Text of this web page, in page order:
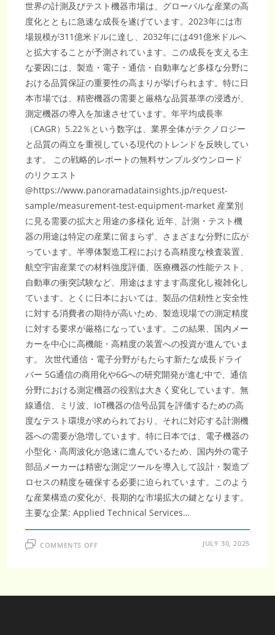
CAGR6.5％
で
加
速
す
る
計
測
技
術
革
新
世界の計測及びテスト機器市場は、グローバルな産業の高
度化とともに急速な成長を遂げています。2023年には市
場規模が311億米ドルに達し、2032年には491億米ドルへ
と拡大することが予測されています。この成長を支える主
な要因には、製造・電子・通信・自動車など多様な分野に
おける品質保証の重要性の高まりが挙げられます。特に日
本市場では、精密機器の需要と厳格な品質基準の浸透が、
測定機器の導入を加速させています。年平均成長率
（CAGR）5.22％という数字は、業界全体がテクノロジー
と品質の両立を重視している現代のトレンドを反映してい
ます。 この戦略的レポートの無料サンプルダウンロード
のリクエスト
@https://www.panoramadatainsights.jp/request-
sample/measurement-test-equipment-market 産業別
に見る需要の拡大と用途の多様化 近年、計測・テスト機
器の用途は特定の産業に留まらず、さまざまな分野に広が
っています。半導体製造工程における高精度な検査装置、
航空宇宙産業での材料強度評価、医療機器の性能テスト、
自動車の衝突試験など、用途はますます高度化し複雑化し
ています。とくに日本においては、製品の信頼性と安全性
に対する消費者の期待が高いため、製造現場での測定精度
に対する要求が厳格になっています。この結果、国内メー
カーを中心に高機能・高精度の装置への投資が進んでいま
す。 次世代通信・電子分野がもたらす新たな成長ドライ
バー 5G通信の商用化や6Gへの研究開発が進む中で、通信
分野における測定機器の役割は大きく変化しています。無
線通信、ミリ波、IoT機器の信号品質を評価するための高
度なテスト環境が求められており、それに対応する計測機
器への需要が急増しています。特に日本では、電子機器の
小型化・高周波化が急速に進んでいるため、国内外の電子
部品メーカーは精密な測定ツールを導入して設計・製造プ
ロセスの精度を確保する必要に迫られています。このよう
な産業構造の変化が、長期的な市場拡大の鍵となります。
主要な企業: Applied Technical Services…
COMMENTS OFFON
び
JULY 30, 2025